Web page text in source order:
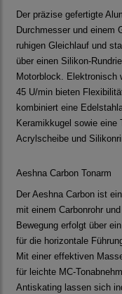
Der präzise gefertigte
Durchmesser und einem
ruhigen Gleichlauf und
über einen Silikon-
Motorblock. Elektronisch
45 U/min bieten
kombiniert eine
Keramikkugel sowie eine
Acrylscheibe und
Aeshna Carbon Tonarm
Der Aeshna Carbon ist
mit einem Carbonrohr
Bewegung erfolgt über
für die horizontale
Mit einer effektiven
für leichte MC-
Antiskating lassen sich